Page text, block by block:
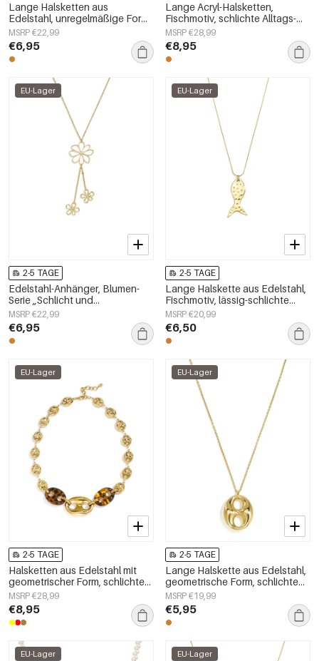
Lange Halsketten aus
Edelstahl, unregelmäßige Form,
schlichte Alltags-Serie,
Damenschmuck
MSRP €22,99
€6,95
Lange Acryl-Halsketten,
Fischmotiv, schlichte Alltags-
Serie, Damenschmuck
MSRP €28,99
€8,95
EU-Lager
2-5 TAGE
Edelstahl-Anhänger, Blumen-
Serie „Schlicht und
alltagstauglich“,
Damenschmuck
MSRP €22,99
€6,95
EU-Lager
2-5 TAGE
Lange Halskette aus Edelstahl,
Fischmotiv, lässig-schlichte
Serie, Damenschmuck
MSRP €20,99
€6,50
EU-Lager
2-5 TAGE
Halsketten aus Edelstahl mit
geometrischer Form, schlichte
Alltags-Serie, Damenschmuck
MSRP €28,99
€8,95
EU-Lager
2-5 TAGE
Lange Halskette aus Edelstahl,
geometrische Form, schlichte
Alltags-Serie, Damenschmuck
MSRP €19,99
€5,95
EU-Lager EU-Lager